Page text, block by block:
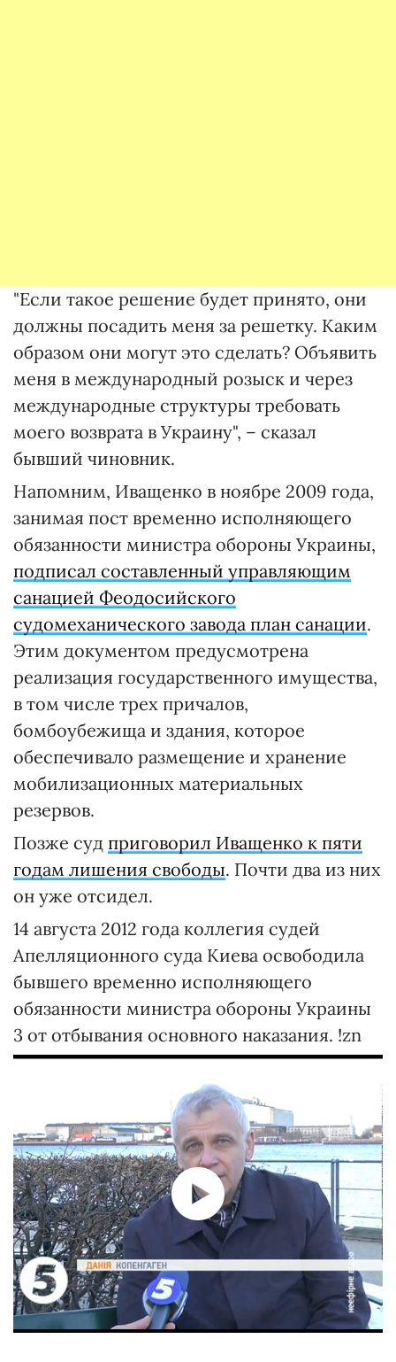
"Если такое решение будет принято, они
должны посадить меня за решетку. Каким
образом они могут это сделать? Объявить
меня в международный розыск и через
международные структуры требовать
моего возврата в Украину", – сказал
бывший чиновник.
Напомним, Иващенко в ноябре 2009 года,
занимая пост временно исполняющего
обязанности министра обороны Украины,
подписал составленный управляющим
санацией Феодосийского
судомеханического завода план санации.
Этим документом предусмотрена
реализация государственного имущества,
в том числе трех причалов,
бомбоубежища и здания, которое
обеспечивало размещение и хранение
мобилизационных материальных
резервов.
Позже суд приговорил Иващенко к пяти
годам лишения свободы. Почти два из них
он уже отсидел.
14 августа 2012 года коллегия судей
Апелляционного суда Киева освободила
бывшего временно исполняющего
обязанности министра обороны Украины
3 от отбывания основного наказания. !zn